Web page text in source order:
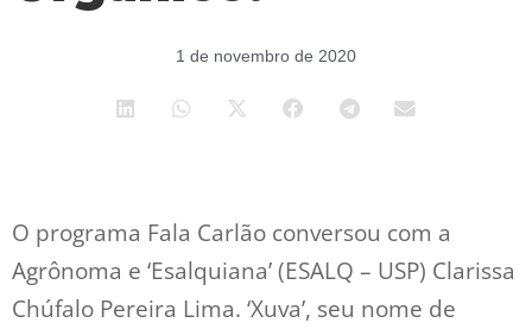
1 de novembro de 2020
O programa Fala Carlão conversou com a
Agrônoma e ‘Esalquiana’ (ESALQ – USP) Clarissa
Chúfalo Pereira Lima. ‘Xuva’, seu nome de